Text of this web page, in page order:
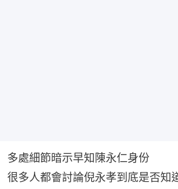
多處細節暗示早知陳永仁身份
很多人都會討論倪永孝到底是否知